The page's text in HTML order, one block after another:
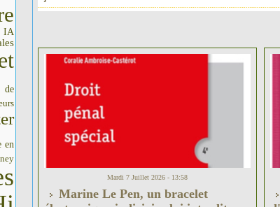
IA
de
en
Mardi 7 Juillet 2026 - 13:58
Marine Le Pen, un bracelet